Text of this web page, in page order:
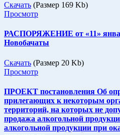
Скачать (Размер 169 Kb)
Просмотр
РАСПОРЯЖЕНИЕ от «11»
Новобачаты
Скачать (Размер 20 Kb)
Просмотр
ПРОЕКТ постановления Об
прилегающих к некоторым
территорий, на которых не
продажа алкогольной
алкогольной продукции при